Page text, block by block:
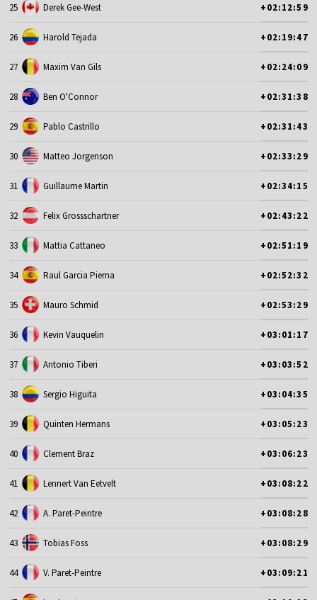
25 Derek Gee-West +02:12:59
26 Harold Tejada +02:19:47
27 Maxim Van Gils +02:24:09
28 Ben O'Connor +02:31:38
29 Pablo Castrillo +02:31:43
30 Matteo Jorgenson +02:33:29
31 Guillaume Martin +02:34:15
32 Felix Grossschartner +02:43:22
33 Mattia Cattaneo +02:51:19
34 Raul Garcia Pierna +02:52:32
35 Mauro Schmid +02:53:29
36 Kevin Vauquelin +03:01:17
37 Antonio Tiberi +03:03:52
38 Sergio Higuita +03:04:35
39 Quinten Hermans +03:05:23
40 Clement Braz +03:06:23
41 Lennert Van Eetvelt +03:08:22
42 A. Paret-Peintre +03:08:28
43 Tobias Foss +03:08:29
44 V. Paret-Peintre +03:09:21